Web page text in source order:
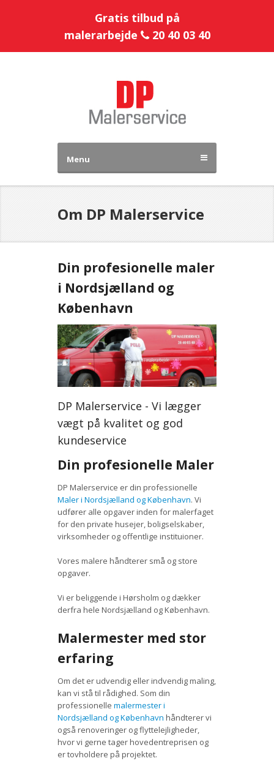
Gratis tilbud på
malerarbejde
20 40 03 40
Menu
Om DP Malerservice
Din profesionelle maler
i Nordsjælland og
København
DP Malerservice - Vi lægger
vægt på kvalitet og god
kundeservice
Din profesionelle Maler
DP Malerservice er din professionelle
Maler i Nordsjælland og København. Vi
udfører alle opgaver inden for malerfaget
for den private husejer, boligselskaber,
virksomheder og offentlige instituioner.
Vores malere håndterer små og store
opgaver.
Vi er beliggende i Hørsholm og dækker
derfra hele Nordsjælland og København.
Malermester med stor
erfaring
Om det er udvendig eller indvendig maling,
kan vi stå til rådighed. Som din
professionelle malermester i
Nordsjælland og København håndterer vi
også renoveringer og flyttelejligheder,
hvor vi gerne tager hovedentreprisen og
er tovholdere på projektet.